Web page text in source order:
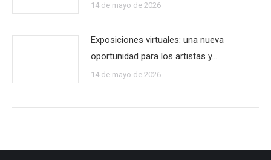
14 de mayo de 2026
Exposiciones virtuales: una nueva
oportunidad para los artistas y…
14 de mayo de 2026